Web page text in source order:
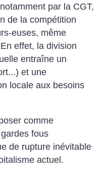
par la CGT,
de la compétition
euses, même
effet, la division
entraîne un
et une
locale aux besoins
comme
fous
de rupture inévitable
actuel.